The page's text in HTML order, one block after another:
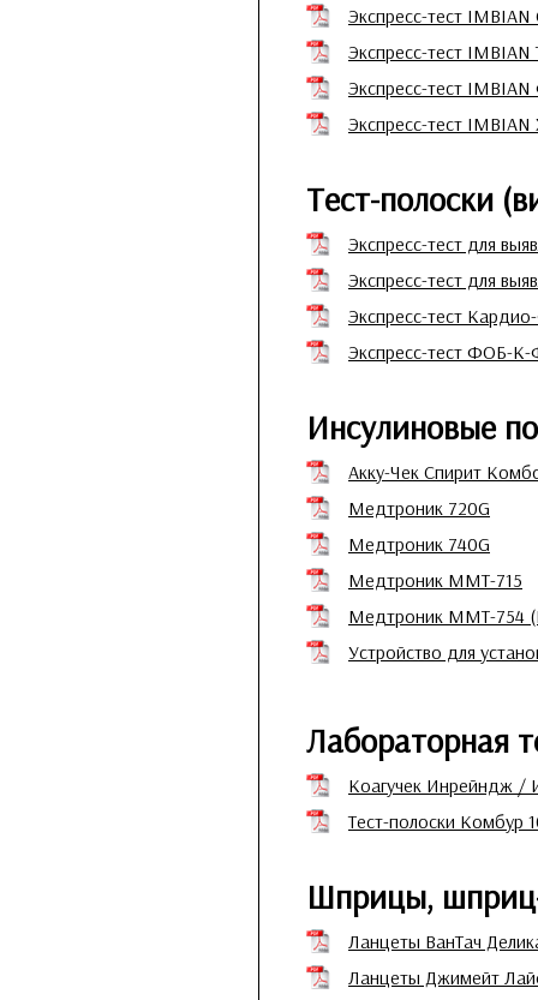
Экспресс-тест
Экспресс-тест
Экспресс-тест
Экспресс-тест
Тест-полоски
Экспресс-тест для
Экспресс-тест для
Экспресс-тест
Экспресс-тест ФОБ-
Инсулиновые
Акку-Чек Спирит
Медтроник 720G
Медтроник 740G
Медтроник MMT-715
Медтроник MMT-754
Устройство для
Лабораторная
Коагучек Инрейндж /
Тест-полоски Комбур
Шприцы,
Ланцеты ВанТач
Ланцеты Джимейт